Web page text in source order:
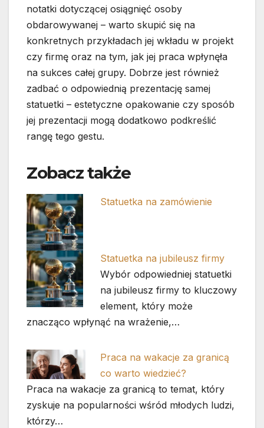
notatki dotyczącej osiągnięć osoby
obdarowywanej – warto skupić się na
konkretnych przykładach jej wkładu w projekt
czy firmę oraz na tym, jak jej praca wpłynęła
na sukces całej grupy. Dobrze jest również
zadbać o odpowiednią prezentację samej
statuetki – estetyczne opakowanie czy sposób
jej prezentacji mogą dodatkowo podkreślić
rangę tego gestu.
Zobacz także
Statuetka na zamówienie
Statuetka na jubileusz firmy
Wybór odpowiedniej statuetki
na jubileusz firmy to kluczowy
element, który może
znacząco wpłynąć na wrażenie,…
Praca na wakacje za granicą
co warto wiedzieć?
Praca na wakacje za granicą to temat, który
zyskuje na popularności wśród młodych ludzi,
którzy…